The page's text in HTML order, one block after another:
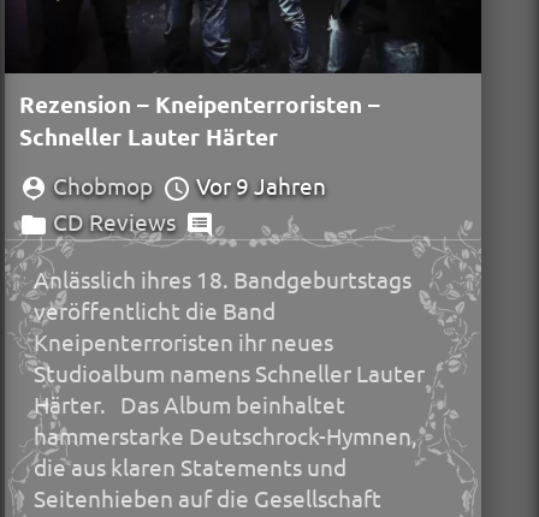
Rezension – Kneipenterroristen –
Schneller Lauter Härter
Chobmop
Vor 9 Jahren
CD Reviews
Anlässlich ihres 18. Bandgeburtstags
veröffentlicht die Band
Kneipenterroristen ihr neues
Studioalbum namens Schneller Lauter
Härter. Das Album beinhaltet
hammerstarke Deutschrock-Hymnen,
die aus klaren Statements und
Seitenhieben auf die Gesellschaft